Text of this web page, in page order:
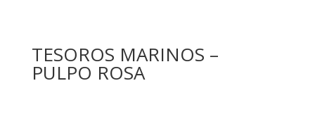
TESOROS MARINOS –
PULPO ROSA